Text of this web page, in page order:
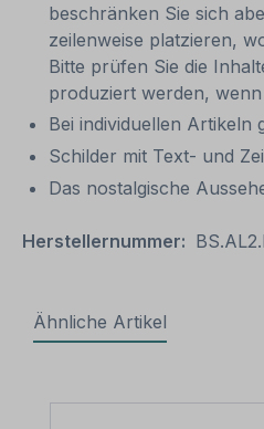
beschränken Sie sich
zeilenweise platzieren,
Bitte prüfen Sie die
produziert werden,
Bei individuellen Artikeln
Schilder mit Text- und
Das nostalgische
Herstellernummer:
Ähnliche Artikel